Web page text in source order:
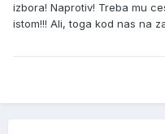
izbora! Naprotiv! Treba mu
istom!!! Ali, toga kod nas na